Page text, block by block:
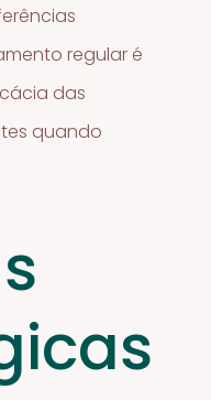
regular é
das
quando